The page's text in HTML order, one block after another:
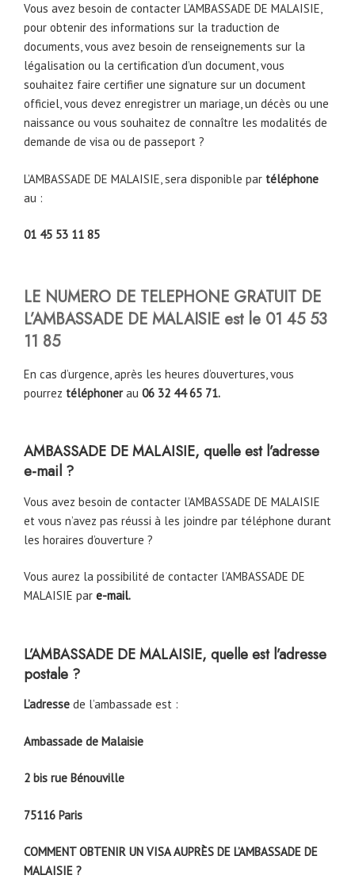
Vous avez besoin de contacter L’AMBASSADE DE MALAISIE,
pour obtenir des informations sur la traduction de
documents, vous avez besoin de renseignements sur la
légalisation ou la certification d’un document, vous
souhaitez faire certifier une signature sur un document
officiel, vous devez enregistrer un mariage, un décès ou une
naissance ou vous souhaitez de connaître les modalités de
demande de visa ou de passeport ?
L’AMBASSADE DE MALAISIE, sera disponible par téléphone
au :
01 45 53 11 85
LE NUMERO DE TELEPHONE GRATUIT DE
L’AMBASSADE DE MALAISIE est le 01 45 53
11 85
En cas d’urgence, après les heures d’ouvertures, vous
pourrez téléphonerau 06 32 44 65 71.
AMBASSADE DE MALAISIE, quelle est l’adresse
e-mail ?
Vous avez besoin de contacter l’AMBASSADE DE MALAISIE
et vous n’avez pas réussi à les joindre par téléphone durant
les horaires d’ouverture ?
Vous aurez la possibilité de contacter l’AMBASSADE DE
MALAISIE par e-mail.
L’AMBASSADE DE MALAISIE, quelle est l’adresse
postale ?
L’adresse de l’ambassade est :
Ambassade de Malaisie
2 bis rue Bénouville
75116 Paris
COMMENT OBTENIR UN VISA AUPRÈS DE L’AMBASSADE DE
MALAISIE ?